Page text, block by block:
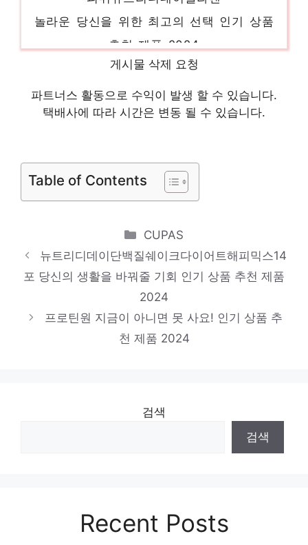
피쉬타블렛뉴트리디데이콜라겐
품 2024
제품 2024
뉴트리디데이콜라겐피쉬저분자
제품 2024
놓칠 수 없는 이번 특가! 인기 상품 추천 제품
2024
게시물 삭제 요청
파트너스 활동으로 수익이 발생 할 수 있습니다.
택배사에 따라 시간은 변동 될 수 있습니다.
Table of Contents
Categories
CUPAS
뉴트리디데이단백질쉐이크다이어트해피믹스14
포 당신의 생활을 바꿔줄 기회 인기 상품 추천 제품
2024
프로틴원 지금이 아니면 못 사요! 인기 상품 추
천 제품 2024
검색
검색
Recent Posts